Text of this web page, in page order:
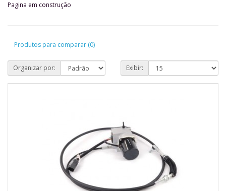
Pagina em construção
Produtos para comparar (0)
Organizar por: Exibir: